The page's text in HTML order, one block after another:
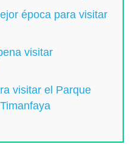
época para visitar
visitar
visitar el Parque